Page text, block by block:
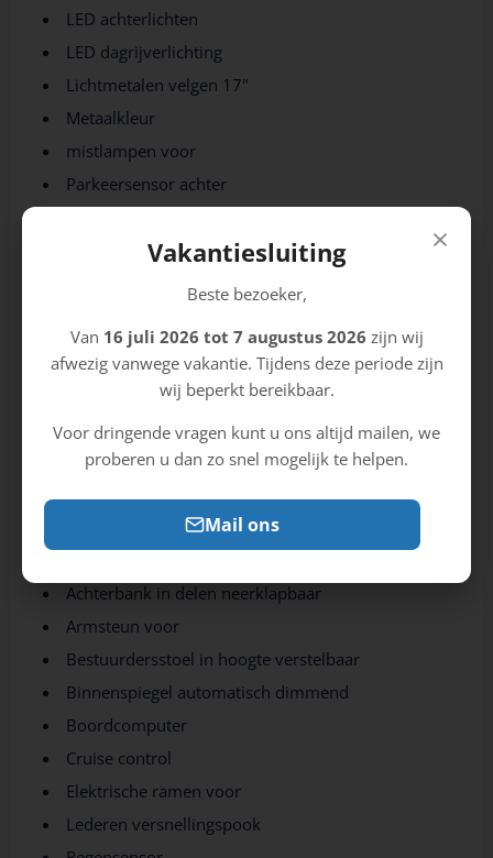
×
Vakantiesluiting
Beste bezoeker,
Van 16 juli 2026 tot 7 augustus 2026 zijn wij
afwezig vanwege vakantie. Tijdens deze periode zijn
wij beperkt bereikbaar.
Voor dringende vragen kunt u ons altijd mailen, we
proberen u dan zo snel mogelijk te helpen.
Mail ons
LED achterlichten
LED dagrijverlichting
Lichtmetalen velgen 17"
Metaalkleur
mistlampen voor
Parkeersensor achter
Sportonderstel
Verwarmde voorruit
Infotainment
Multimedia-voorbereiding
Navigatiesysteem
Radio-cd/mp3 speler
Interieur
Achterbank in delen neerklapbaar
Armsteun voor
Bestuurdersstoel in hoogte verstelbaar
Binnenspiegel automatisch dimmend
Boordcomputer
Cruise control
Elektrische ramen voor
Lederen versnellingspook